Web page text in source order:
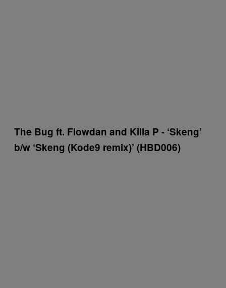
The Bug ft. Flowdan and Killa P ­- ‘Skeng’
b/w ‘Skeng (Kode9 remix)’ (HBD006)